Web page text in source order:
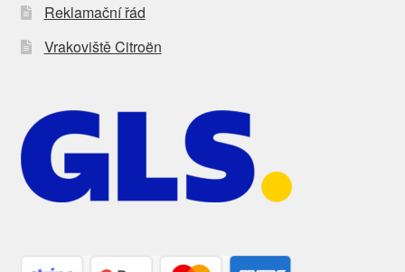
Reklamační řád
Vrakoviště Citroën